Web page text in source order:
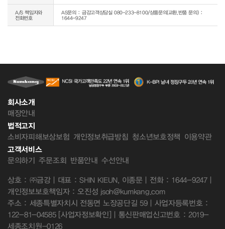
A/S 책임자와
전화번호
AS문의 : 금강고객상담실 080-233-8100/상품문의(교환,반품 문의) :
1644-9247
회사소개
매장안내
법적고지
소비자피해보상보험 개인정보취급방침 청소년보호정책 이용약관
고객서비스
문의하기 주문조회 반품안내 수선안내
상호 : ㈜금강 | 대표 : SHIN KIEUN, 이종문 | 전화 : 1644-9247 |
개인정보보호책임자 : 오진성 jsoh@kumkang.com
주소 : 세종특별자치시 전동면 노장공단길 59 | 사업자등록번호 :
122-81-04585 [사업자정보확인] | 통신판매업신고번호 : 2019-
세종조치원-0126